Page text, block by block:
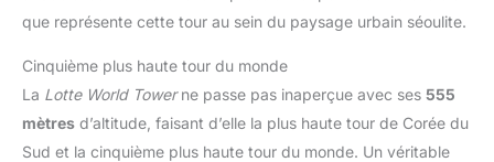
que représente cette tour au sein du paysage urbain séoulite.
Cinquième plus haute tour du monde
La Lotte World Towerne passe pas inaperçue avec ses 555
mètres d’altitude, faisant d’elle la plus haute tour de Corée du
Sud et la cinquième plus haute tour du monde. Un véritable